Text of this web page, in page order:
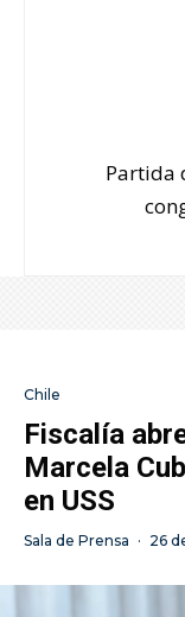
Partida
Chile
Fiscalía
Marcela
en USS
Sala de Prensa · 26